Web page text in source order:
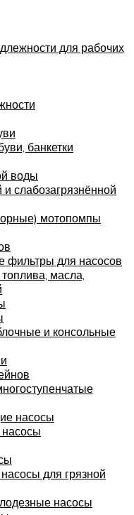
для рабочих
банкетки
воды
слабозагрязнённой
мотопомпы
фильтры для насосов
масла,
и консольные
насосы
для грязной
насосы